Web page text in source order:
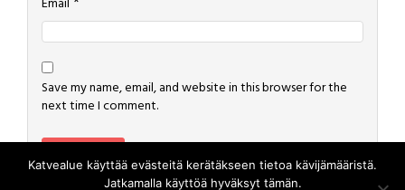
Email
Save my name, email, and website in this browser for the
next time I comment.
Katvealue käyttää evästeitä kerätäkseen tietoa kävijämääristä.
Jatkamalla käyttöä hyväksyt tämän.